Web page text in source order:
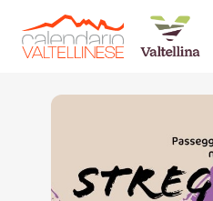
Torna indietro